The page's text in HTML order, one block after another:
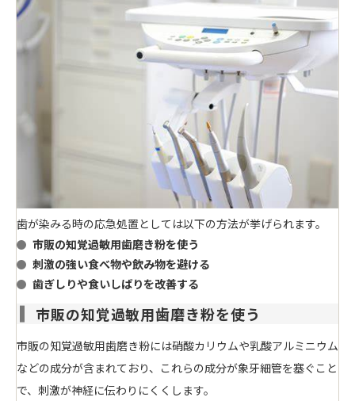
歯が染みる時の応急処置としては以下の方法が挙げられます。
市販の知覚過敏用歯磨き粉を使う
刺激の強い食べ物や飲み物を避ける
歯ぎしりや食いしばりを改善する
市販の知覚過敏用歯磨き粉を使う
市販の知覚過敏用歯磨き粉には硝酸カリウムや乳酸アルミニウム
などの成分が含まれており、これらの成分が象牙細管を塞ぐこと
で、刺激が神経に伝わりにくくします。